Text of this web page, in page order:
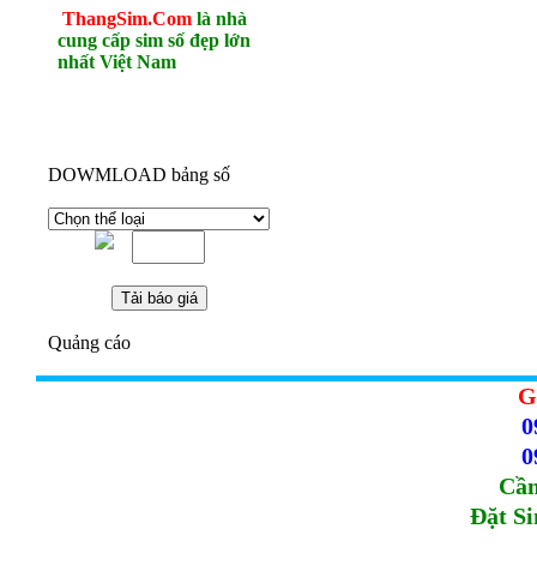
ThangSim.Com là nhà
cung cấp sim số đẹp lớn
nhất Việt Nam
DOWMLOAD bảng số
Quảng cáo
Đặt